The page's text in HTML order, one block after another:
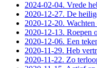
2024-02-04. Vrede
2020-12-27. De
2020-12-20.
2020-12-13. Roepen
2020-12-06. Een
2020-11-29. Heb
2020-11-22. Zo